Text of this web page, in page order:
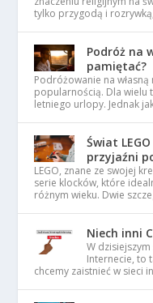
tylko przygodą i
Podróż na
pamiętać?
Podróżowanie na
popularnością. Dla wielu
letniego urlopy. Jednak
Świat
przyjaźni
LEGO, znane ze swojej
serie klocków, które
różnym wieku. Dwie
Niech inni
W
Internecie, to
chcemy zaistnieć w sieci